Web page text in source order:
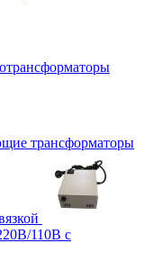
трансформаторы
110В с